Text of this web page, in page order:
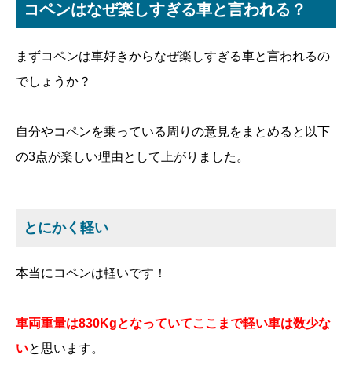
コペンはなぜ楽しすぎる車と言われる？
まずコペンは車好きからなぜ楽しすぎる車と言われるの
でしょうか？
自分やコペンを乗っている周りの意見をまとめると以下
の3点が楽しい理由として上がりました。
とにかく軽い
本当にコペンは軽いです！
車両重量は830Kgとなっていてここまで軽い車は数少な
いと思います。